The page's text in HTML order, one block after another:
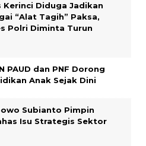
Kerinci Diduga Jadikan
“Alat Tagih” Paksa,
Polri Diminta Turun
PAUD dan PNF Dorong
Anak Sejak Dini
Subianto Pimpin
Isu Strategis Sektor